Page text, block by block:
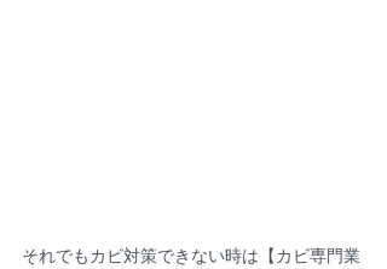
それでもカビ対策できない時は【カビ専門業